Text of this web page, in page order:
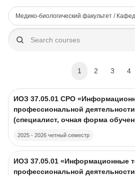
Blocks
Course categories
Search courses
1(current)
2 3 4
Course image
Course name
ИОЗ 37.05.01 CPO
профессиональной
(специалист, очная форма
2025 - 2026 четный семестр
Course image
Course name
ИОЗ 37.05.01 «Информационные
профессиональной